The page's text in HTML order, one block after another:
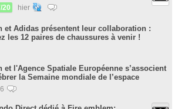
20 hier
et Adidas présentent leur collaboration :
les 12 paires de chaussures à venir !
et l'Agence Spatiale Européenne s’associent
la Semaine mondiale de l’espace